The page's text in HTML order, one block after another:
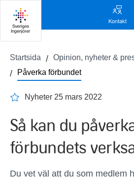
Kontakt
Startsida Opinion, nyheter &
Påverka förbundet
Nyheter 25 mars 2022
Så kan du
förbundets
Du vet väl att du som medlem